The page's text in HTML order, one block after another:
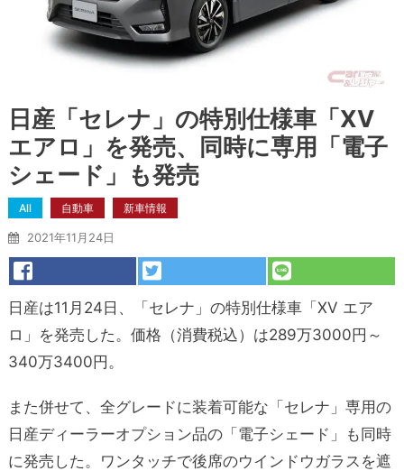
日産「セレナ」の特別仕様車「XV
エアロ」を発売、同時に専用「電子
シェード」も発売
All 自動車 新車情報
2021年11月24日
日産は11月24日、「セレナ」の特別仕様車「XV エア
ロ」を発売した。価格（消費税込）は289万3000円～
340万3400円。
また併せて、全グレードに装着可能な「セレナ」専用の
日産ディーラーオプション品の「電子シェード」も同時
に発売した。ワンタッチで後席のウインドウガラスを遮